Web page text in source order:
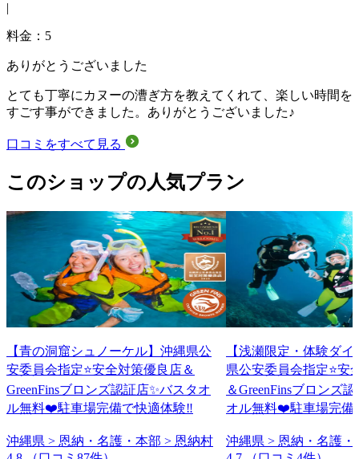
|
料金：5
ありがとうございました
とても丁寧にカヌーの漕ぎ方を教えてくれて、楽しい時間を
すごす事ができました。ありがとうございました♪
口コミをすべて見る
このショップの人気プラン
【青の洞窟シュノーケル】沖縄県公
安委員会指定⭐️安全対策優良店＆
GreenFinsブロンズ認証店✨バスタオ
ル無料❤️駐車場完備で快適体験‼️
沖縄県 > 恩納・名護・本部 > 恩納村
【浅瀬限定・体験ダ
県公安委員会指定⭐️安
＆GreenFinsブロンズ
オル無料❤️駐車場完備
沖縄県 > 恩納・名護・